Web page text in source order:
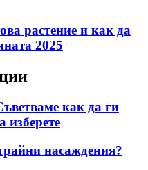
растение и как да
2025
как да ги
изберете
насаждения?